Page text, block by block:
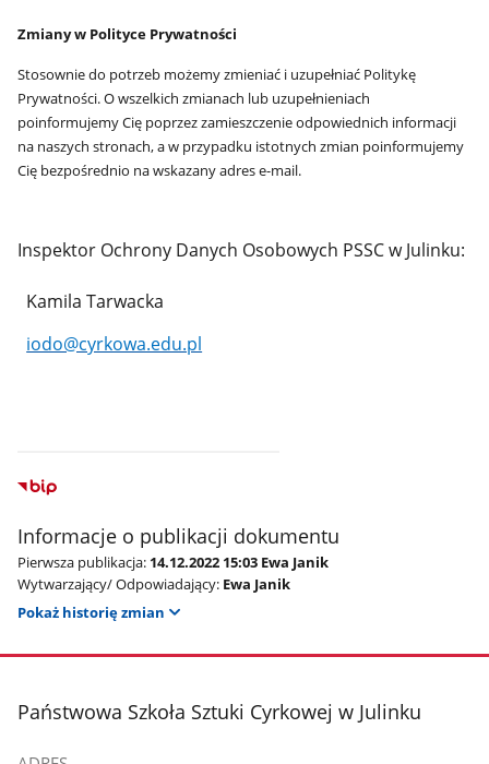
Zmiany w Polityce Prywatności
Stosownie do potrzeb możemy zmieniać i uzupełniać Politykę
Prywatności. O wszelkich zmianach lub uzupełnieniach
poinformujemy Cię poprzez zamieszczenie odpowiednich informacji
na naszych stronach, a w przypadku istotnych zmian poinformujemy
Cię bezpośrednio na wskazany adres e-mail.
Inspektor Ochrony Danych Osobowych PSSC w Julinku:
Kamila Tarwacka
iodo@cyrkowa.edu.pl
Informacje o publikacji dokumentu
Pierwsza publikacja: 14.12.2022 15:03 Ewa Janik
Wytwarzający/ Odpowiadający: Ewa Janik
Pokaż historię zmian
stopka
Państwowa Szkoła Sztuki Cyrkowej w Julinku